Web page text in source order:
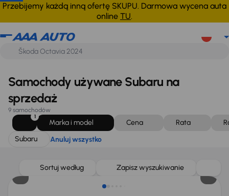
Przebijemy każdą inną ofertę SKUPU. Darmowa wycena auta
online TU.
Subaru Anuluj wszystko
Samochody używane Subaru na
sprzedaż
9 samochodów
1
Marka i model Cena Rata
Subaru
Anuluj wszystko
Sortuj według Zapisz wyszukiwanie
Taniej o 1 500 zł